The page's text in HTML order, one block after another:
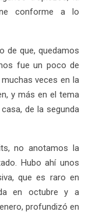
conforme a lo
de que, quedamos
fue un poco de
veces en la
y más en el tema
de la segunda
no anotamos la
Hubo ahí unos
que es raro en
en octubre y a
profundizó en